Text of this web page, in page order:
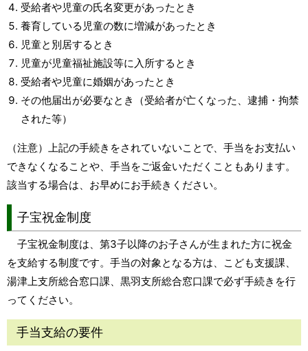
受給者や児童の氏名変更があったとき
養育している児童の数に増減があったとき
児童と別居するとき
児童が児童福祉施設等に入所するとき
受給者や児童に婚姻があったとき
その他届出が必要なとき（受給者が亡くなった、逮捕・拘禁
された等）
（注意）上記の手続きをされていないことで、手当をお支払い
できなくなることや、手当をご返金いただくこともあります。
該当する場合は、お早めにお手続きください。
子宝祝金制度
子宝祝金制度は、第3子以降のお子さんが生まれた方に祝金
を支給する制度です。手当の対象となる方は、こども支援課、
湯津上支所総合窓口課、黒羽支所総合窓口課で必ず手続きを行
ってください。
手当支給の要件